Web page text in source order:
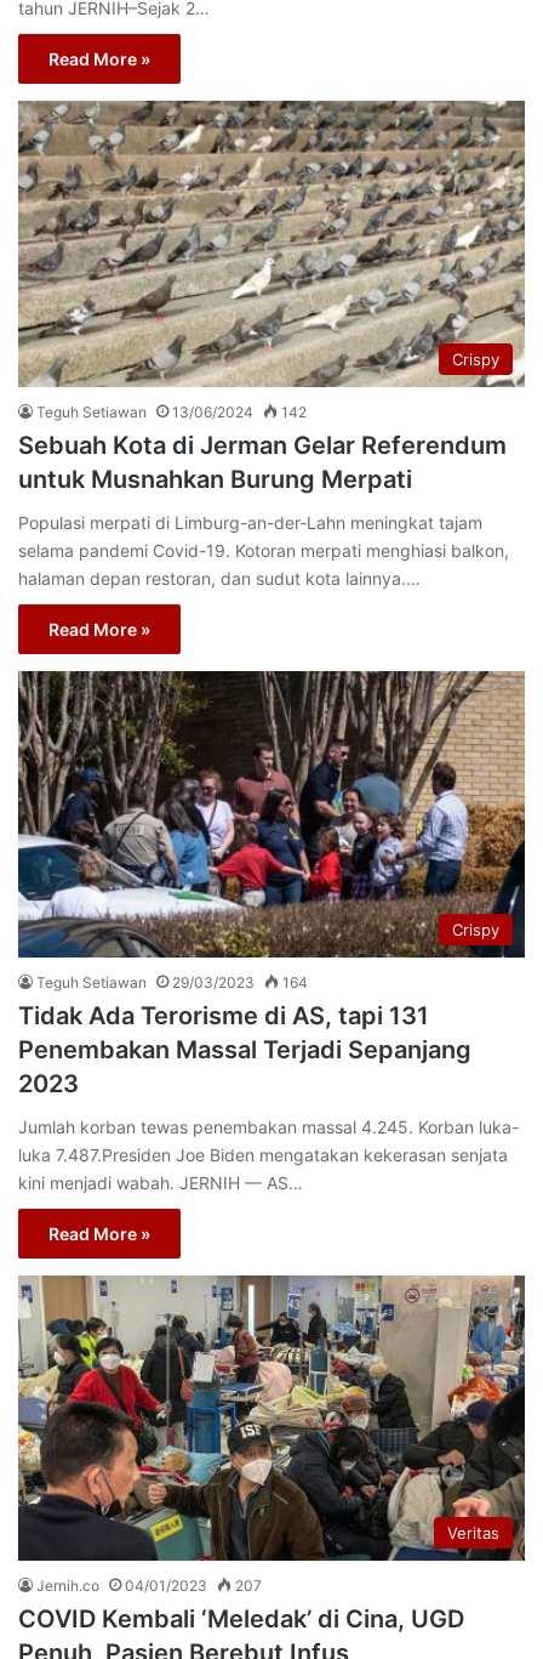
tahun JERNIH–Sejak 2…
Read More »
Crispy
Teguh Setiawan 13/06/2024 142
Sebuah Kota di Jerman Gelar Referendum
untuk Musnahkan Burung Merpati
Populasi merpati di Limburg-an-der-Lahn meningkat tajam
selama pandemi Covid-19. Kotoran merpati menghiasi balkon,
halaman depan restoran, dan sudut kota lainnya.…
Read More »
Crispy
Teguh Setiawan 29/03/2023 164
Tidak Ada Terorisme di AS, tapi 131
Penembakan Massal Terjadi Sepanjang
2023
Jumlah korban tewas penembakan massal 4.245. Korban luka-
luka 7.487.Presiden Joe Biden mengatakan kekerasan senjata
kini menjadi wabah. JERNIH — AS…
Read More »
Veritas
Jernih.co 04/01/2023 207
COVID Kembali ‘Meledak’ di Cina, UGD